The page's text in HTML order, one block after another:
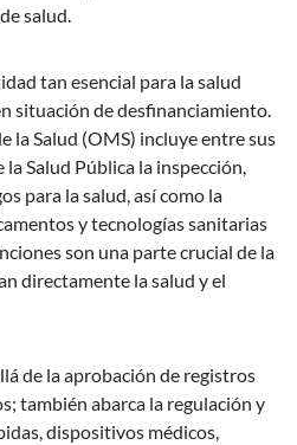
salud.
tan esencial para la salud
situación de desfinanciamiento.
la Salud (OMS) incluye entre sus
la Salud Pública la inspección,
para la salud, así como la
y tecnologías sanitarias
son una parte crucial de la
directamente la salud y el
de la aprobación de registros
también abarca la regulación y
dispositivos médicos,